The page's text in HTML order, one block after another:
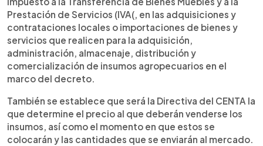
Prestación de Servicios (IVA(, en las adquisiciones y
contrataciones locales o importaciones de bienes y
servicios que realicen para la adquisición,
administración, almacenaje, distribución y
comercialización de insumos agropecuarios en el
marco del decreto.
También se establece que será la Directiva del CENTA la
que determine el precio al que deberán venderse los
insumos, así como el momento en que estos se
colocarán y las cantidades que se enviarán al mercado.